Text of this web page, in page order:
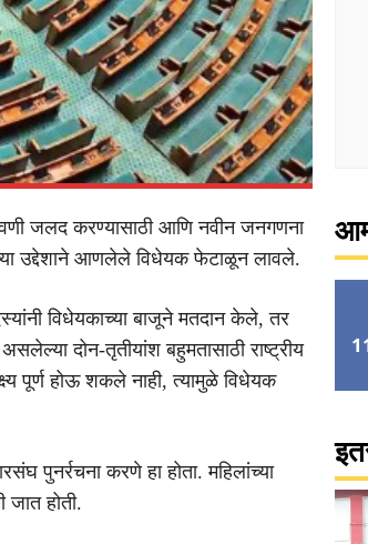
जलद करण्यासाठी आणि नवीन जनगणना
उद्देशाने आणलेले विधेयक फेटाळून लावले.
विधेयकाच्या बाजूने मतदान केले, तर
दोन-तृतीयांश बहुमतासाठी राष्ट्रीय
पूर्ण होऊ शकले नाही, त्यामुळे विधेयक
पुनर्रचना करणे हा होता. महिलांच्या
जात होती.